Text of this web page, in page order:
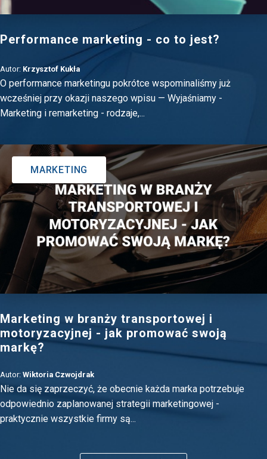
Performance marketing - co to jest?
Autor: Krzysztof Kukła
O performance marketingu pokrótce wspominaliśmy już
wcześniej przy okazji naszego wpisu — Wyjaśniamy -
Marketing i remarketing - rodzaje,...
MARKETING
Marketing w branży transportowej i
motoryzacyjnej - jak promować swoją
markę?
Autor: Wiktoria Czwojdrak
Nie da się zaprzeczyć, że obecnie każda marka potrzebuje
odpowiednio zaplanowanej strategii marketingowej -
praktycznie wszystkie firmy są...